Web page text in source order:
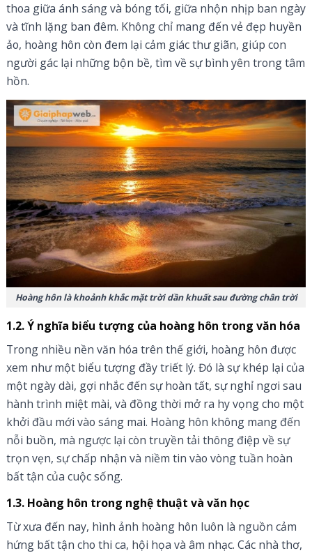
thoa giữa ánh sáng và bóng tối, giữa nhộn nhịp ban ngày
và tĩnh lặng ban đêm. Không chỉ mang đến vẻ đẹp huyền
ảo, hoàng hôn còn đem lại cảm giác thư giãn, giúp con
người gác lại những bộn bề, tìm về sự bình yên trong tâm
hồn.
Hoàng hôn là khoảnh khắc mặt trời dần khuất sau đường chân trời
1.2. Ý nghĩa biểu tượng của hoàng hôn trong văn hóa
Trong nhiều nền văn hóa trên thế giới, hoàng hôn được
xem như một biểu tượng đầy triết lý. Đó là sự khép lại của
một ngày dài, gợi nhắc đến sự hoàn tất, sự nghỉ ngơi sau
hành trình miệt mài, và đồng thời mở ra hy vọng cho một
khởi đầu mới vào sáng mai. Hoàng hôn không mang đến
nỗi buồn, mà ngược lại còn truyền tải thông điệp về sự
trọn vẹn, sự chấp nhận và niềm tin vào vòng tuần hoàn
bất tận của cuộc sống.
1.3. Hoàng hôn trong nghệ thuật và văn học
Từ xưa đến nay, hình ảnh hoàng hôn luôn là nguồn cảm
hứng bất tận cho thi ca, hội họa và âm nhạc. Các nhà thơ,